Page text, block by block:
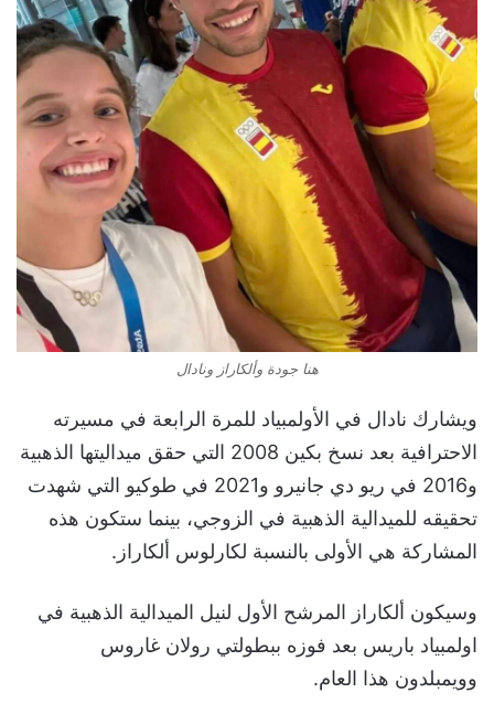
هنا جودة وألكاراز ونادال
ويشارك نادال في الأولمبياد للمرة الرابعة في مسيرته
الاحترافية بعد نسخ بكين 2008 التي حقق ميداليتها الذهبية
و2016 في ريو دي جانيرو و2021 في طوكيو التي شهدت
تحقيقه للميدالية الذهبية في الزوجي، بينما ستكون هذه
المشاركة هي الأولى بالنسبة لكارلوس ألكاراز.
وسيكون ألكاراز المرشح الأول لنيل الميدالية الذهبية في
اولمبياد باريس بعد فوزه ببطولتي رولان غاروس
وويمبلدون هذا العام.